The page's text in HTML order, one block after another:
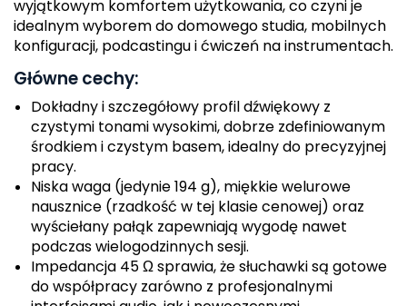
wyjątkowym komfortem użytkowania, co czyni je
idealnym wyborem do domowego studia, mobilnych
konfiguracji, podcastingu i ćwiczeń na instrumentach.
Główne cechy:
Dokładny i szczegółowy profil dźwiękowy z
czystymi tonami wysokimi, dobrze zdefiniowanym
środkiem i czystym basem, idealny do precyzyjnej
pracy.
Niska waga (jedynie 194 g), miękkie welurowe
nausznice (rzadkość w tej klasie cenowej) oraz
wyściełany pałąk zapewniają wygodę nawet
podczas wielogodzinnych sesji.
Impedancja 45 Ω sprawia, że słuchawki są gotowe
do współpracy zarówno z profesjonalnymi